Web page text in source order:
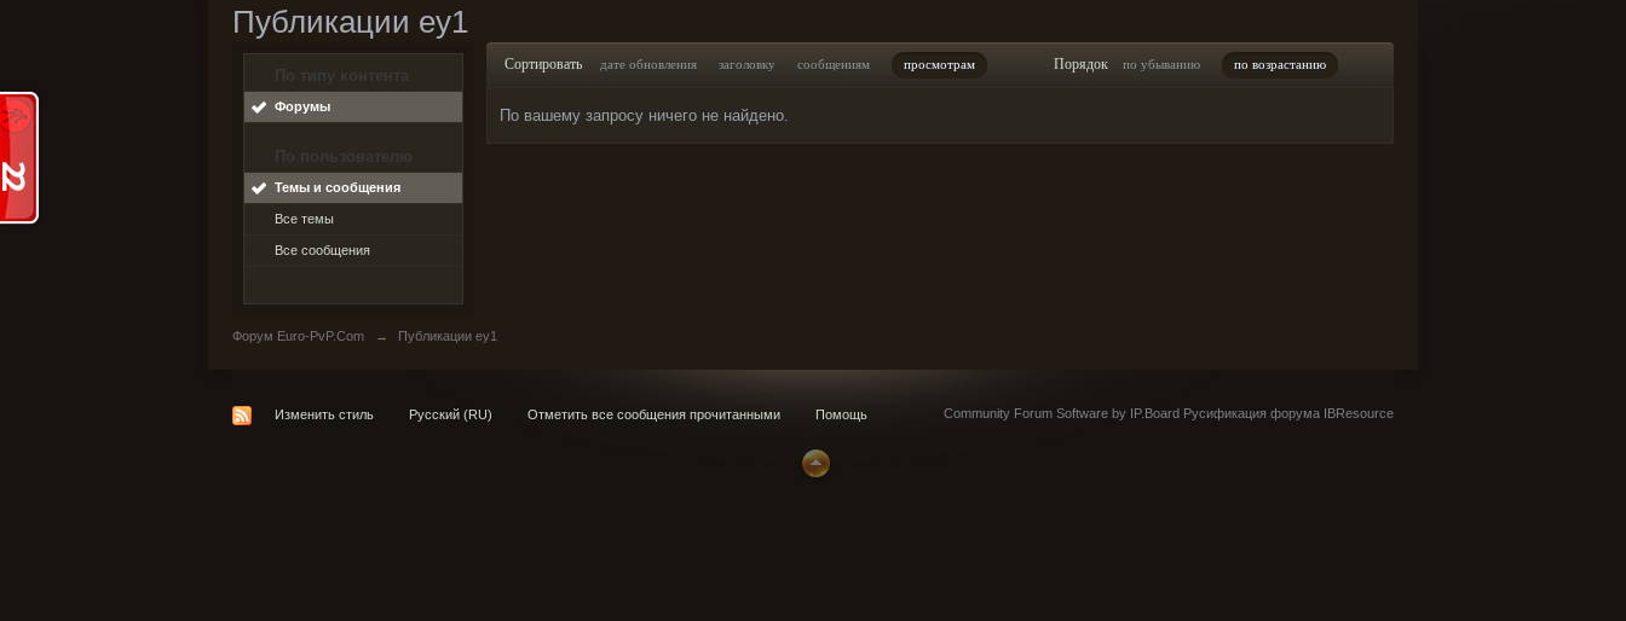
Публикации ey1
По типу контента
Форумы
По пользователю
Темы и сообщения
Все темы
Все сообщения
Сортировать дате обновления заголовку сообщениям просмотрам Порядок по убыванию по возрастанию
По вашему запросу ничего не найдено.
Форум Euro-PvP.Com → Публикации ey1
Изменить стиль Русский (RU) Отметить все сообщения прочитанными Помощь Community Forum Software by IP.Board Русификация форума IBResource